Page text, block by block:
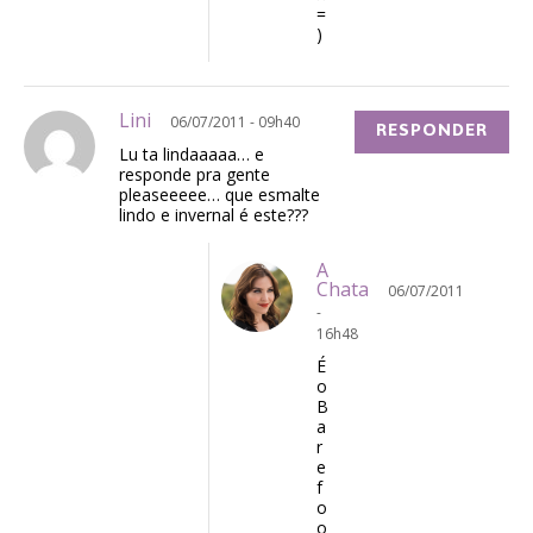
=
)
Lini 06/07/2011 - 09h40
Lu ta lindaaaaa… e
responde pra gente
pleaseeeee… que esmalte
lindo e invernal é este???
RESPONDER
A
Chata
06/07/2011
-
16h48
É
o
B
a
r
e
f
o
o